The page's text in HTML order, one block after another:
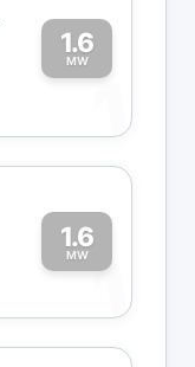
1.6
MW
1
1.6
MW1